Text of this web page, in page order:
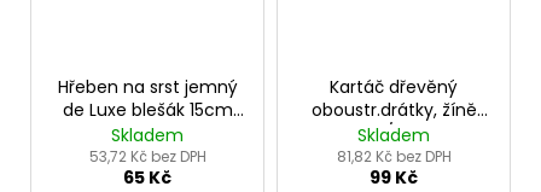
Hřeben na srst jemný
de Luxe blešák 15cm
TR
Skladem
53,72 Kč bez DPH
65 Kč
Kartáč dřevěný
oboustr.drátky, žíně
pes 22/5cm TR
Skladem
81,82 Kč bez DPH
99 Kč